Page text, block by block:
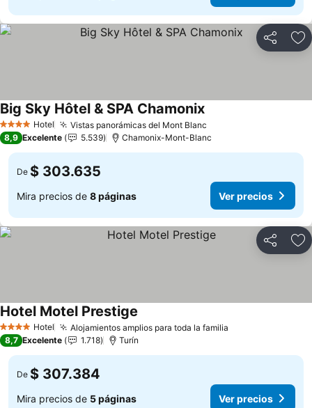
Compartir
4 EstrellasHotel Vistas panorámicas del Mont Blanc
Big Sky Hôtel & SPA Chamonix
8,9 Excelente 5.539 Chamonix-Mont-Blanc
De $ 303.635
Mira precios de 8 páginas Ver precios
Compartir
4 EstrellasHotel Alojamientos amplios para toda la familia
Hotel Motel Prestige
8,7 Excelente 1.718 Turín
De $ 307.384
Mira precios de 5 páginas Ver precios